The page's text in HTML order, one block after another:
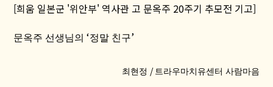
[희움 일본군 '위안부' 역사관 고 문옥주 20주기 추모전 기고]
문옥주 선생님의‘정말 친구’
최현정 / 트라우마치유센터 사람마음